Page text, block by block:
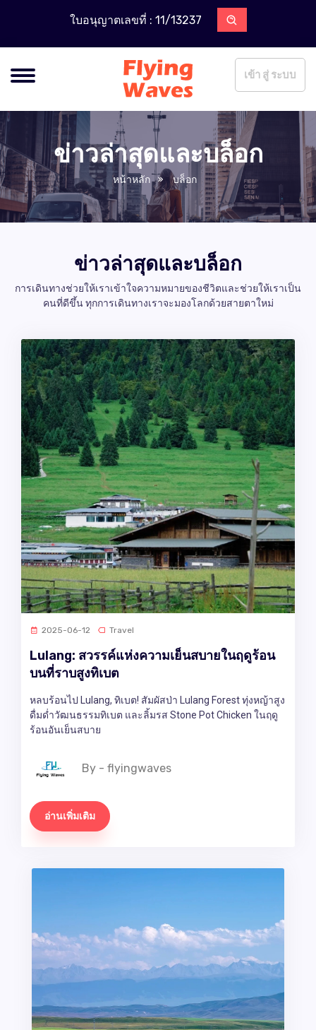
ใบอนุญาตเลขที่ : 11/13237
เข้า สู่ ระบบ
ข่าวล่าสุดและบล็อก
หน้าหลัก บล็อก
ข่าวล่าสุดและบล็อก
การเดินทางช่วยให้เราเข้าใจความหมายของชีวิตและช่วยให้เราเป็น
คนที่ดีขึ้น ทุกการเดินทางเราจะมองโลกด้วยสายตาใหม่
2025-06-12 Travel
Lulang: สวรรค์แห่งความเย็นสบายในฤดูร้อน
บนที่ราบสูงทิเบต
หลบร้อนไป Lulang, ทิเบต! สัมผัสป่า Lulang Forest ทุ่งหญ้าสูง
ดื่มด่ำวัฒนธรรมทิเบต และลิ้มรส Stone Pot Chicken ในฤดู
ร้อนอันเย็นสบาย
By - flyingwaves
อ่านเพิ่มเติม